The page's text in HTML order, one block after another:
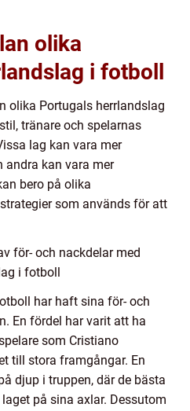
olika
i fotboll
olika Portugals herrlandslag
tränare och spelarnas
lag kan vara mer
andra kan vara mer
bero på olika
som används för att
för- och nackdelar med
i fotboll
har haft sina för- och
En fördel har varit att ha
som Cristiano
till stora framgångar. En
djup i truppen, där de bästa
på sina axlar. Dessutom